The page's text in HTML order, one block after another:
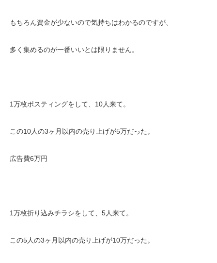
もちろん資金が少ないので気持ちはわかるのですが、
多く集めるのが一番いいとは限りません。
1万枚ポスティングをして、10人来て。
この10人の3ヶ月以内の売り上げが5万だった。
広告費6万円
1万枚折り込みチラシをして、5人来て。
この5人の3ヶ月以内の売り上げが10万だった。